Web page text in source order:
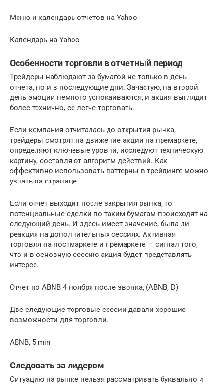
Меню и календарь отчетов на Yahoo
Календарь на Yahoo
Особенности торговли в отчетный период
Трейдеры наблюдают за бумагой не только в день
отчета, но и в последующие дни. Зачастую, на второй
день эмоции немного успокаиваются, и акция выглядит
более технично, ее легче торговать.
Если компания отчиталась до открытия рынка,
трейдеры смотрят на движение акции на премаркете,
определяют ключевые уровни, исследуют техническую
картину, составляют алгоритм действий. Как
эффективно использовать паттерны в трейдинге можно
узнать на странице.
Если отчет выходит после закрытия рынка, то
потенциальные сделки по таким бумагам происходят на
следующий день. И здесь имеет значение, была ли
реакция на дополнительных сессиях. Активная
торговля на постмаркете и премаркете — сигнал того,
что и в основную сессию акция будет представлять
интерес.
Отчет по ABNB 4 ноября после звонка, (ABNB, D)
Две следующие торговые сессии давали хорошие
возможности для торговли.
ABNB, 5 min
Следовать за лидером
Ситуацию на рынке нельзя рассматривать буквально и